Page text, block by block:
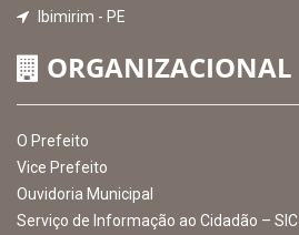
Ibimirim - PE
ORGANIZACIONAL
O Prefeito
Vice Prefeito
Ouvidoria Municipal
Serviço de Informação ao Cidadão – SIC